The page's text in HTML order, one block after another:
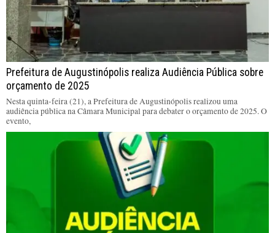
Prefeitura de Augustinópolis realiza Audiência Pública sobre
orçamento de 2025
Nesta quinta-feira (21), a Prefeitura de Augustinópolis realizou uma
audiência pública na Câmara Municipal para debater o orçamento de 2025. O
evento,